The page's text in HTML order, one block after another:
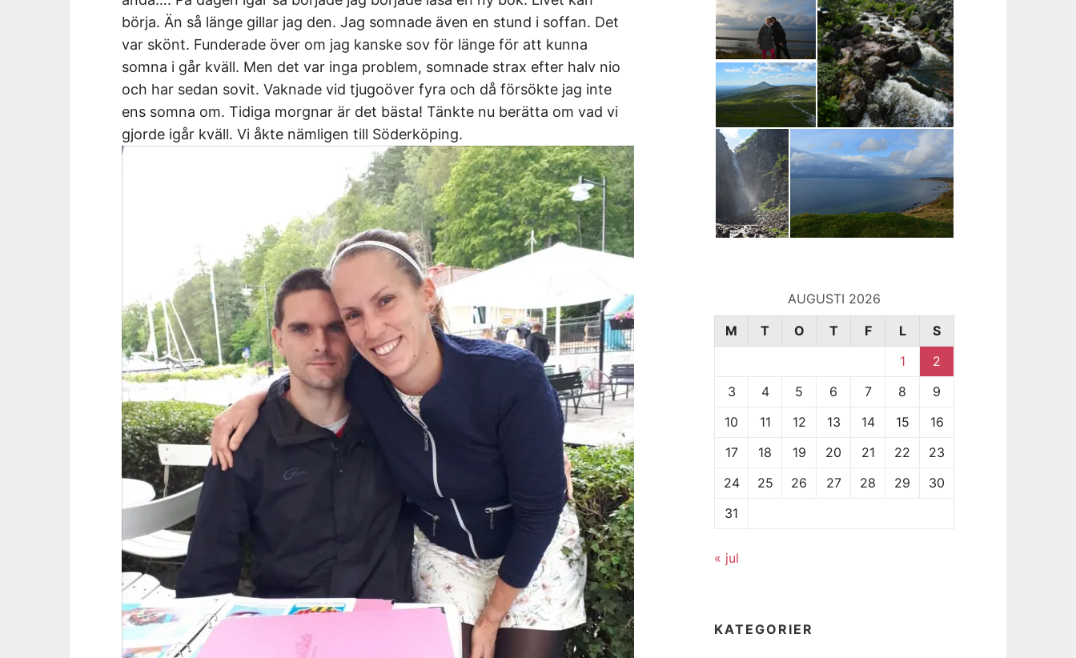
börja. Än så länge gillar jag den. Jag somnade även en stund i soffan. Det
var skönt. Funderade över om jag kanske sov för länge för att kunna
somna i går kväll. Men det var inga problem, somnade strax efter halv nio
och har sedan sovit. Vaknade vid tjugoöver fyra och då försökte jag inte
ens somna om. Tidiga morgnar är det bästa! Tänkte nu berätta om vad vi
gjorde igår kväll. Vi åkte nämligen till Söderköping.
AUGUSTI 2026
M
T O T F L
S
1
2
3
4 5 6 7 8
9
10
11 12 13 14 15
16
17
18 19 20 21 22
23
24
25 26 27 28 29
30
31
« jul
KATEGORIER